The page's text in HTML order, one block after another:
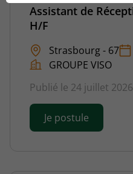
Assistant de
H/F
Strasbourg - 67
GROUPE VISO
Publié le 24 juillet 2026
Je postule